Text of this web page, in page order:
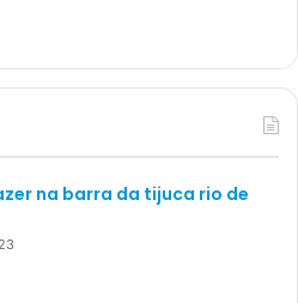
na barra da tijuca rio de